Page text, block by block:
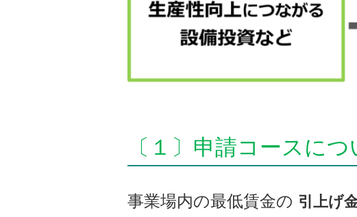
〔１〕申請コースにつ
事業場内の最低賃金の 引上げ